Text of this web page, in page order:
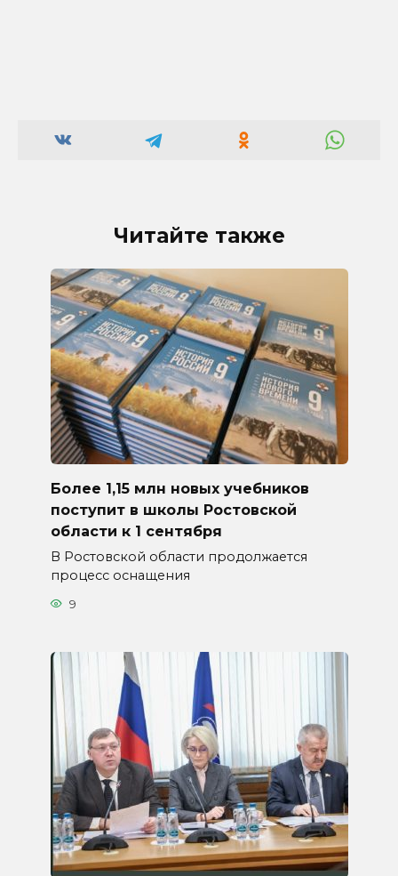
Читайте также
Более 1,15 млн новых учебников
поступит в школы Ростовской
области к 1 сентября
В Ростовской области продолжается
процесс оснащения
9